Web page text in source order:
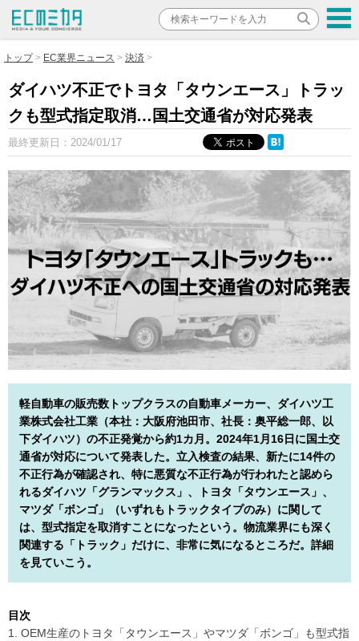
トップ EC業界ニュース 決済
ダイハツ不正でトヨタ「タウンエース」トラッ
クも型式指定取消…国土交通省が対応発表
最終更新日： 2024/01/17
軽自動車の販売数トップクラスの自動車メーカー、ダイハツ工
業株式会社工業（本社：大阪府池田市、社長：奥平総一郎、以
下ダイハツ）の不正発覚から約1カ月。2024年1月16日に国土交
通省が対応について発表した。立入検査の結果、新たに14件の
不正行為が確認され、特に悪質な不正行為が行われたと認めら
れるダイハツ「グランマックス」、トヨタ「タウンエース」、
マツダ「ボンゴ」（いずれもトラックタイプのみ）に関して
は、型式指定を取消すことになったという。物流業界にも深く
関連する「トラック」だけに、非常に気になるところだ。詳細
を見ていこう。
目次
1. OEM生産のトヨタ「タウンエース」やマツダ「ボンゴ」も型式指